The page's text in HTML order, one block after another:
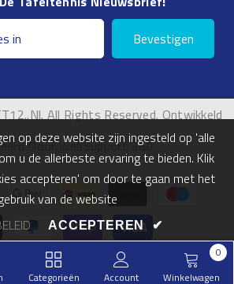
Bevestigen
All Rights Reserved. Ontwikkeld
Door WebSupport 360
Betalingsmogelijkheden
Categorieën Account Winkelwagen
0
op deze website zijn ingesteld op 'alle
u de allerbeste ervaring te bieden. Klik
accepteren' om door te gaan met het
van de website
ACCEPTEREN ✔